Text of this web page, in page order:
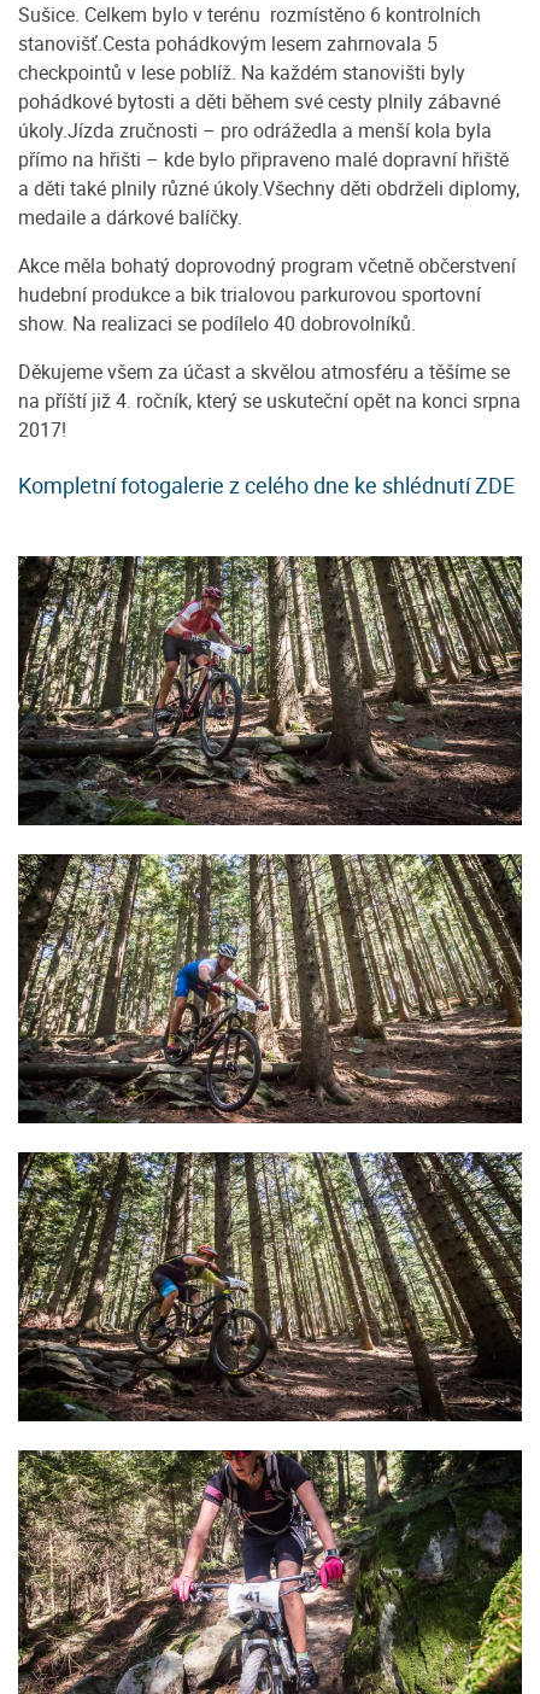
Sušice. Celkem bylo v terénu rozmístěno 6 kontrolních
stanovišť.Cesta pohádkovým lesem zahrnovala 5
checkpointů v lese poblíž. Na každém stanovišti byly
pohádkové bytosti a děti během své cesty plnily zábavné
úkoly.Jízda zručnosti – pro odrážedla a menší kola byla
přímo na hřišti – kde bylo připraveno malé dopravní hřiště
a děti také plnily různé úkoly.Všechny děti obdrželi diplomy,
medaile a dárkové balíčky.
Akce měla bohatý doprovodný program včetně občerstvení
hudební produkce a bik trialovou parkurovou sportovní
show. Na realizaci se podílelo 40 dobrovolníků.
Děkujeme všem za účast a skvělou atmosféru a těšíme se
na příští již 4. ročník, který se uskuteční opět na konci srpna
2017!
Kompletní fotogalerie z celého dne ke shlédnutí ZDE